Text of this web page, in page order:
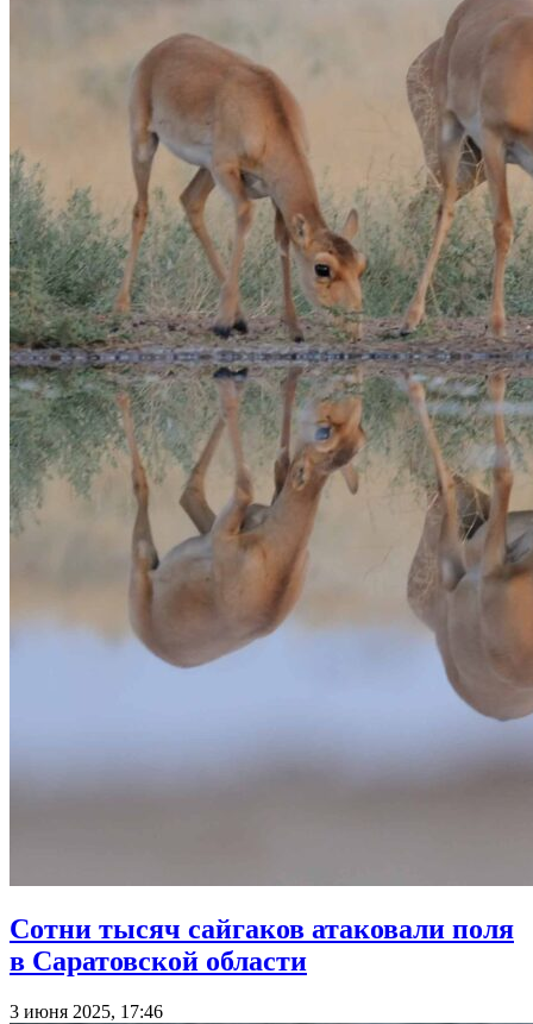
Сотни тысяч сайгаков атаковали поля
в Саратовской области
3 июня 2025, 17:46